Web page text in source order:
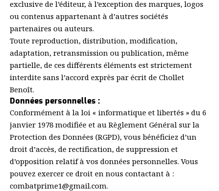
exclusive de l’éditeur, à l’exception des marques, logos
ou contenus appartenant à d’autres sociétés
partenaires ou auteurs.
Toute reproduction, distribution, modification,
adaptation, retransmission ou publication, même
partielle, de ces différents éléments est strictement
interdite sans l’accord exprès par écrit de Chollet
Benoît.
Données personnelles :
Conformément à la loi « informatique et libertés » du 6
janvier 1978 modifiée et au Règlement Général sur la
Protection des Données (RGPD), vous bénéficiez d’un
droit d’accès, de rectification, de suppression et
d’opposition relatif à vos données personnelles. Vous
pouvez exercer ce droit en nous contactant à :
combatprime1@gmail.com.